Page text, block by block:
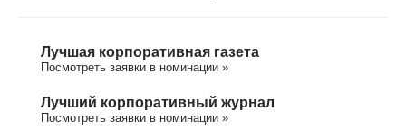
Лучшая корпоративная газета
Посмотреть заявки в номинации »
Лучший корпоративный журнал
Посмотреть заявки в номинации »